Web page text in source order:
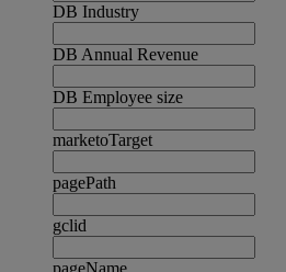
DB Industry
DB Annual Revenue
DB Employee size
marketoTarget
pagePath
gclid
pageName